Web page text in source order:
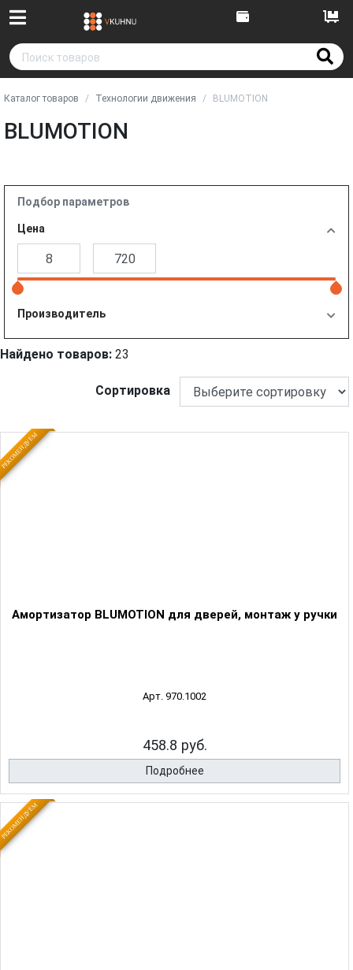
Каталог товаров Технологии движения BLUMOTION
BLUMOTION
Подбор параметров
Цена
Производитель
Найдено товаров: 23
Сортировка
РЕКОМЕНДУЕМ
Амортизатор BLUMOTION для дверей, монтаж у ручки
Арт. 970.1002
458.8 руб.
Подробнее
РЕКОМЕНДУЕМ